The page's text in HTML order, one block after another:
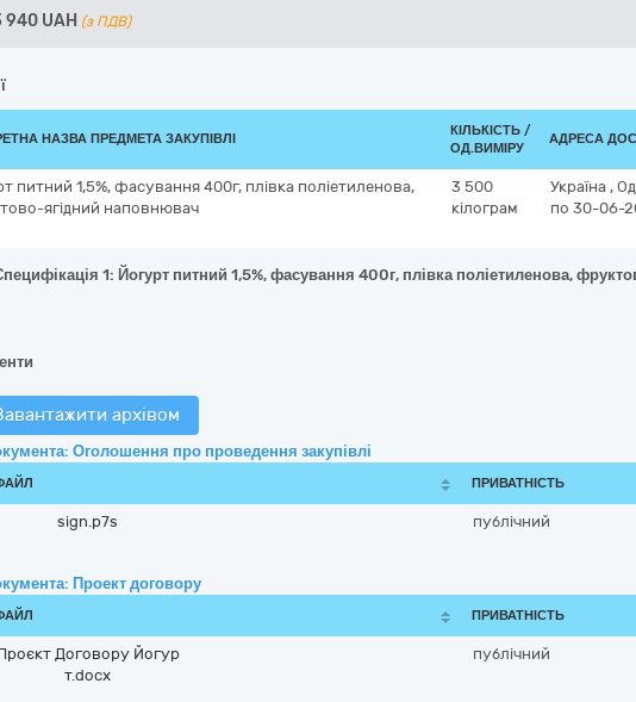
940 UAH (з ПДВ)
НАЗВА ПРЕДМЕТА ЗАКУПІВЛІ
КІЛЬКІСТЬ /
ОД.ВИМІРУ
АДРЕСА
питний 1,5%, фасування 400г, плівка поліетиленова,
ягідний наповнювач
3 500
кілограм
Україна ,
по 30-06-
1: Йогурт питний 1,5%, фасування 400г, плівка поліетиленова,
архівом
Оголошення про проведення закупівлі
ПРИВАТНІСТЬ
sign.p7s публічний
Проект договору
ПРИВАТНІСТЬ
Договору Йогур
т.docx
публічний